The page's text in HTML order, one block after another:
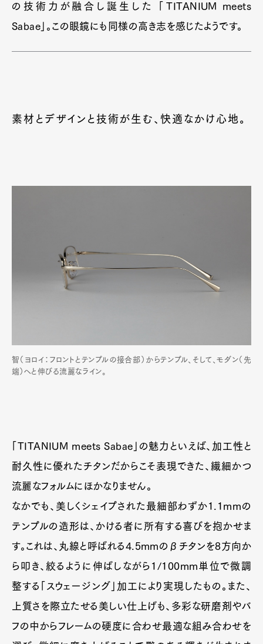
の技術力が融合し誕生した 「TITANIUM meets
Sabae」。この眼鏡にも同様の高き志を感じたようです。
素材とデザインと技術が生む、快適なかけ心地。
智（ヨロイ：フロントとテンプルの接合部）からテンプル、そして、モダン（先
端）へと伸びる流麗なライン。
「TITANIUM meets Sabae」の魅力といえば、加工性と
耐久性に優れたチタンだからこそ表現できた、繊細かつ
流麗なフォルムにほかなりません。
なかでも、美しくシェイプされた最細部わずか1.1mmの
テンプルの造形は、かける者に所有する喜びを抱かせま
す。これは、丸線と呼ばれる4.5mmのβチタンを8方向か
ら叩き、絞るように伸ばしながら1/100mm単位で微調
整する「スウェージング」加工により実現したもの。また、
上質さを際立たせる美しい仕上げも、多彩な研磨剤やバ
フの中からフレームの硬度に合わせ最適な組み合わせを